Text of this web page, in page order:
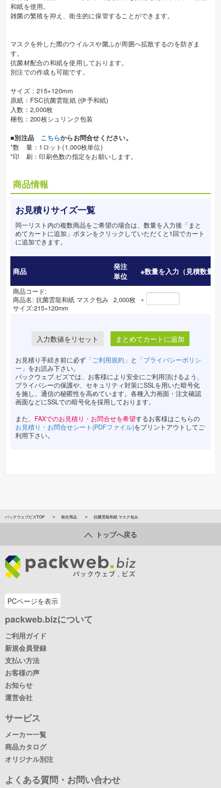
和紙を使用。
雑菌の繁殖を抑え、衛生的に保管することができます。
マスクを外した際のウイルスや菌ふが周囲へ拡散するのを防ぎま
す。
抗菌材配合の和紙を使用しております。
別注での作成も可能です。
サイズ：215×120mm
原紙：FSC抗菌雲龍紙 (伊予和紙)
入数：2,000枚
梱包：200枚シュリンク包装
■別注品
こちらからお問合せください。
*数 量：1ロット(1,000枚単位)
*印 刷：印刷色数の指定をお願いします。
商品情報
お見積りサイズ一覧
同一リスト内の複数商品をご希望の場合は、数量を入力後「まと
めてカートに追加」ボタンをクリックしていただくと1回でカート
に追加できます。
商品
発注
単位
※数量を入力（見積数量）
商品コード:
商品名: 抗菌雲龍和紙 マスク包み
サイズ:215×120mm
2,000枚 ×
まとめてカートに追加
お見積り手続き前に必ず 「ご利用規約」 と 「プライバシーポリシ
ー」 をお読み下さい。
パックウェブ.ビズでは、お客様により安全にご利用頂けるよう、
プライバシーの保護や、セキュリティ対策にSSLを用いた暗号化
を施し、通信の秘匿性を高めています。各種入力画面・注文確認
画面などにSSLでの暗号化を採用しております。
また、 FAXでのお見積り・お問合せを希望するお客様はこちらの
お見積り・お問合せシート(PDFファイル)をプリントアウトしてご
利用下さい。
パックウェブビズTOP 衛生用品 抗菌雲龍和紙 マスク包み
トップへ戻る
PCページを表示
packweb.bizについて
ご利用ガイド
新規会員登録
支払い方法
お客様の声
お知らせ
運営会社
サービス
メーカー一覧
商品カタログ
オリジナル別注
よくある質問・お問い合わせ